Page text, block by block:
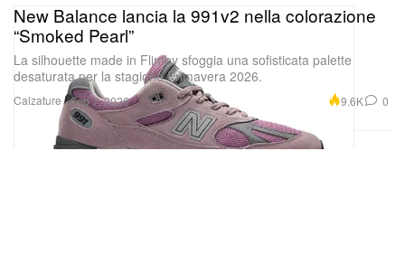
Calzature
New Balance lancia la 991v2 nella colorazione
“Smoked Pearl”
La silhouette made in Flimby sfoggia una sofisticata palette
desaturata per la stagione Primavera 2026.
Feb 7, 2026 9.6K 0